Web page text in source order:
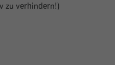
zu verhindern!)